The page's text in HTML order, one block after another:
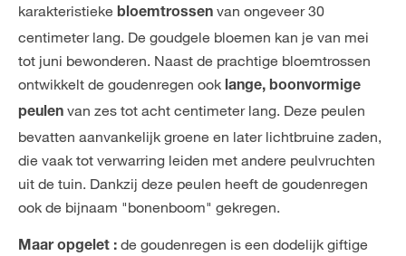
karakteristieke bloemtrossen van ongeveer 30
centimeter lang. De goudgele bloemen kan je van mei
tot juni bewonderen. Naast de prachtige bloemtrossen
ontwikkelt de goudenregen ook lange, boonvormige
peulen van zes tot acht centimeter lang. Deze peulen
bevatten aanvankelijk groene en later lichtbruine zaden,
die vaak tot verwarring leiden met andere peulvruchten
uit de tuin. Dankzij deze peulen heeft de goudenregen
ook de bijnaam "bonenboom" gekregen.
Maar opgelet : de goudenregen is een dodelijk giftige